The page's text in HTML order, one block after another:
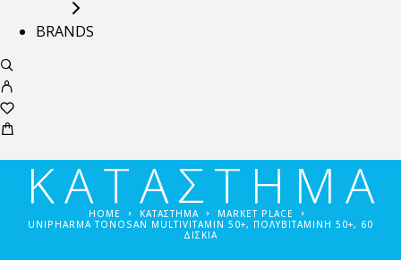
BRANDS
ΚΑΤΑΣΤΗΜΑ
HOME ΚΑΤΑΣΤΗΜΑ
MARKET PLACE
UNIPHARMA TONOSAN MULTIVITAMIN 50+, ΠΟΛΥΒΙΤΑΜΊΝΗ 50+, 60
ΔΙΣΚΊΑ